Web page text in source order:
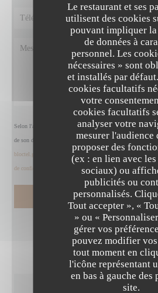
Le restaurant et ses
utilisent des cookies
pouvant impliquer
de données à
personnel. Les
nécessaires » sont
et installés par
cookies facultatifs
votre
cookies facultatifs
analyser votre
mesurer l'audience
proposer des
(ex : en lien avec les
sociaux) ou
publicités ou
personnalisés.
Tout accepter », «
» ou «
gérer vos
pouvez modifier
tout moment en
l'icône représentant
en bas à gauche des
site.
Selon l'article L.223-2 du code de la consommation, il est
de son droit à s'inscrire sur la liste d'opposition au
bloctel.gouv.fr . Pour plus d'informations sur le traitement de
de confidentialité
LA TABLE DE